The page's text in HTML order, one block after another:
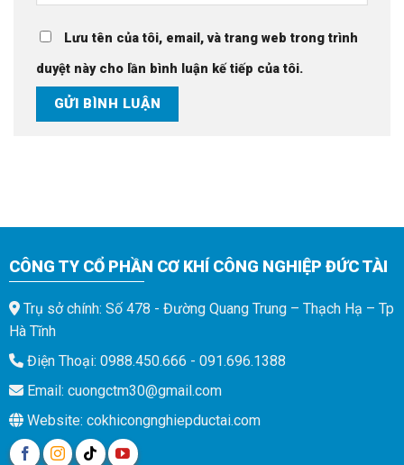
Lưu tên của tôi, email, và trang web trong trình
duyệt này cho lần bình luận kế tiếp của tôi.
CÔNG TY CỔ PHẦN CƠ KHÍ CÔNG NGHIỆP ĐỨC TÀI
Trụ sở chính: Số 478 - Đường Quang Trung – Thạch Hạ – Tp
Hà Tĩnh
Điện Thoại: 0988.450.666 - 091.696.1388
Email: cuongctm30@gmail.com
Website: cokhicongnghiepductai.com